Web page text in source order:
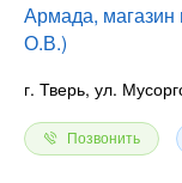
Армада,
О.В.)
г. Тверь, ул.
Позвонить